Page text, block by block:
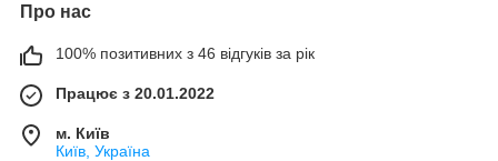
Про нас
100% позитивних з 46 відгуків за рік
Працює з 20.01.2022
м. Київ
Київ, Україна